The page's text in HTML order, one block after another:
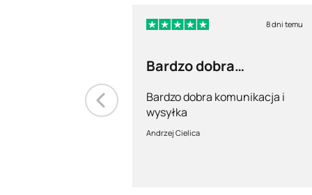
8 dni temu
Bardzo dobra
Bardzo dobra komunikacja i
wysyłka
Andrzej Cielica